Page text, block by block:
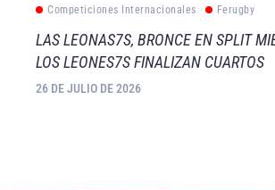
Competiciones Internacionales Ferugby
LAS LEONAS7S, BRONCE EN SPLIT
LOS LEONES7S FINALIZAN CUARTOS
26 DE JULIO DE 2026